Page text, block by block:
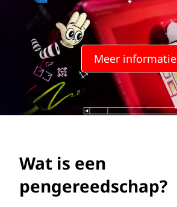
r
Meer informatie
Wat is een
pengereedschap?